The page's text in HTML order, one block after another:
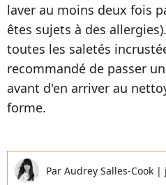
laver au moins deux fois
êtes sujets à des
toutes les saletés
recommandé de passer
avant d'en arriver au
forme.
Par Audrey Salles-Cook |